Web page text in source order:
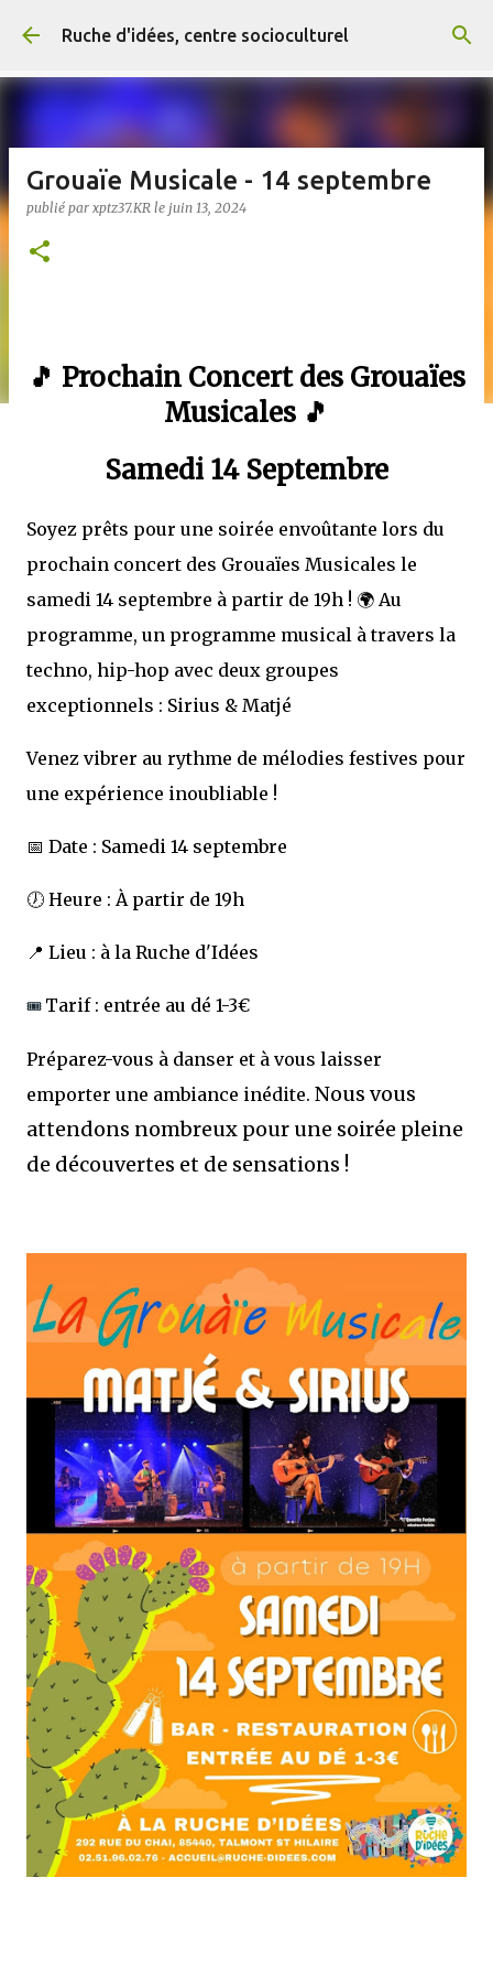
Accéder au contenu principal
Ruche d'idées, centre socioculturel
Grouaïe Musicale - 14 septembre
publié par xptz37.KR le juin 13, 2024
🎵 Prochain Concert des Grouaïes
Musicales 🎵
Samedi 14 Septembre
Soyez prêts pour une soirée envoûtante lors du
prochain concert des Grouaïes Musicales le
samedi 14 septembre à partir de 19h ! 🌍 Au
programme, un programme musical à travers la
techno, hip-hop avec deux groupes
exceptionnels : Sirius & Matjé
Venez vibrer au rythme de mélodies festives pour
une expérience inoubliable !
📅 Date : Samedi 14 septembre
🕖 Heure : À partir de 19h
📍 Lieu : à la Ruche d'Idées
🎟️ Tarif : entrée au dé 1-3€
Préparez-vous à danser et à vous laisser
emporter une ambiance inédite. Nous vous
attendons nombreux pour une soirée pleine
de découvertes et de sensations !